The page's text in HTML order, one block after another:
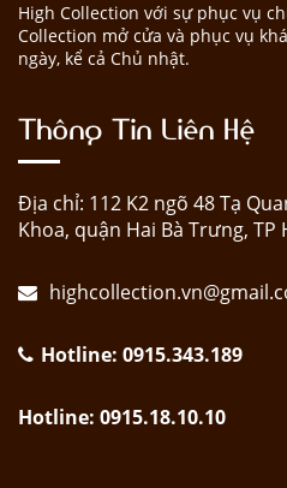
High Collection với sự phục vụ
Collection mở cửa và phục vụ
ngày, kể cả Chủ nhật.
Thông Tin Liên Hệ
Địa chỉ: 112 K2 ngõ 48 Tạ
Khoa, quận Hai Bà Trưng, TP
Hotline: 0915.343.189
Hotline: 0915.18.10.10